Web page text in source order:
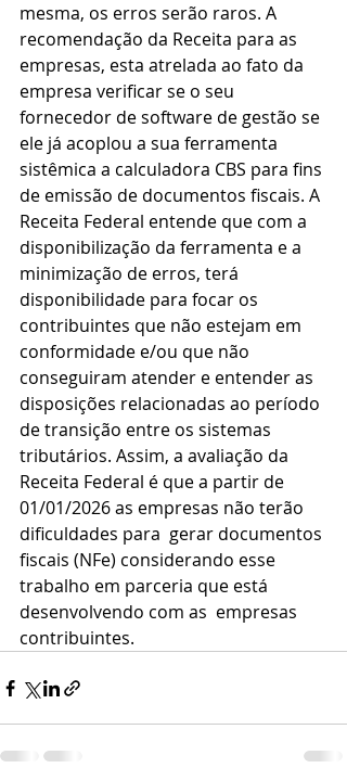
mesma, os erros serão raros. A
recomendação da Receita para as
empresas, esta atrelada ao fato da
empresa verificar se o seu
fornecedor de software de gestão se
ele já acoplou a sua ferramenta
sistêmica a calculadora CBS para fins
de emissão de documentos fiscais. A
Receita Federal entende que com a
disponibilização da ferramenta e a
minimização de erros, terá
disponibilidade para focar os
contribuintes que não estejam em
conformidade e/ou que não
conseguiram atender e entender as
disposições relacionadas ao período
de transição entre os sistemas
tributários. Assim, a avaliação da
Receita Federal é que a partir de
01/01/2026 as empresas não terão
dificuldades para  gerar documentos
fiscais (NFe) considerando esse
trabalho em parceria que está
desenvolvendo com as  empresas
contribuintes.